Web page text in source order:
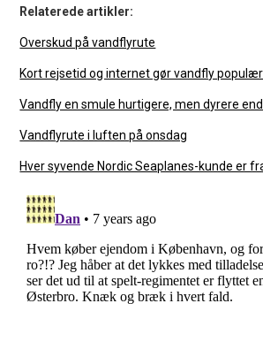
Relaterede artikler:
Overskud på vandflyrute
Kort rejsetid og internet gør vandfly
Vandfly en smule hurtigere, men dyrere
Vandflyrute i luften på onsdag
Hver syvende Nordic Seaplanes-kunde er